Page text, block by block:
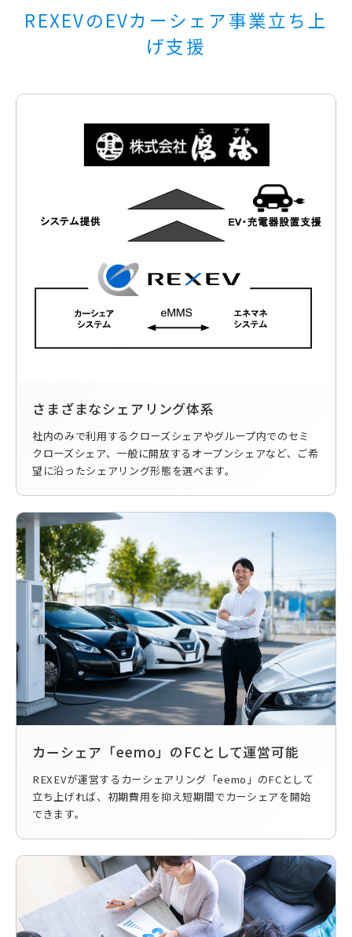
REXEVのEVカーシェア事業立ち上
げ支援
さまざまなシェアリング体系
社内のみで利用するクローズシェアやグループ内でのセミ
クローズシェア、一般に開放するオープンシェアなど、ご希
望に沿ったシェアリング形態を選べます。
カーシェア「eemo」のFCとして運営可能
REXEVが運営するカーシェアリング「eemo」のFCとして
立ち上げれば、初期費用を抑え短期間でカーシェアを開始
できます。